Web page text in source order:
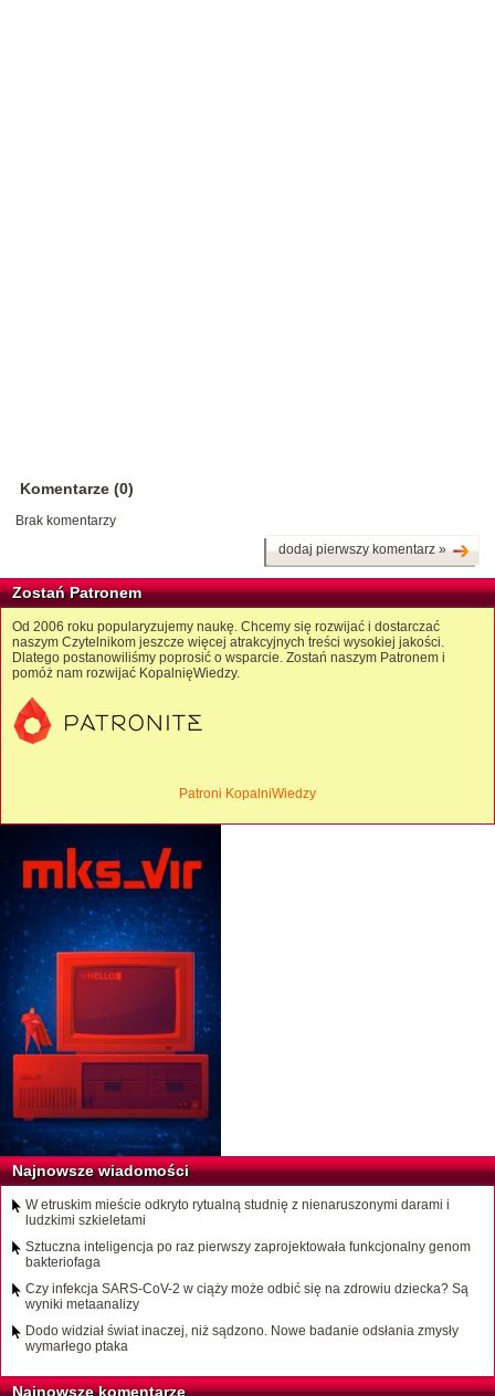
Komentarze (0)
Brak komentarzy
dodaj pierwszy komentarz »
Zostań Patronem
Od 2006 roku popularyzujemy naukę. Chcemy się rozwijać i dostarczać
naszym Czytelnikom jeszcze więcej atrakcyjnych treści wysokiej jakości.
Dlatego postanowiliśmy poprosić o wsparcie. Zostań naszym Patronem i
pomóż nam rozwijać KopalnięWiedzy.
Patroni KopalniWiedzy
Najnowsze wiadomości
W etruskim mieście odkryto rytualną studnię z nienaruszonymi darami i
ludzkimi szkieletami
Sztuczna inteligencja po raz pierwszy zaprojektowała funkcjonalny genom
bakteriofaga
Czy infekcja SARS-CoV-2 w ciąży może odbić się na zdrowiu dziecka? Są
wyniki metaanalizy
Dodo widział świat inaczej, niż sądzono. Nowe badanie odsłania zmysły
wymarłego ptaka
Najnowsze komentarze